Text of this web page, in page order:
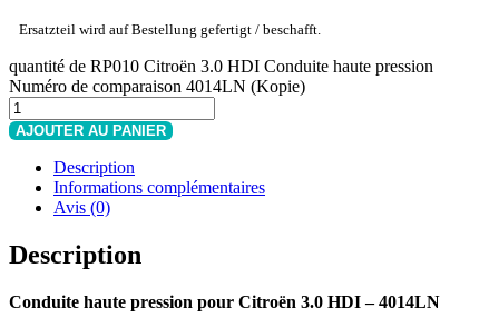
Ersatzteil wird auf Bestellung gefertigt / beschafft.
quantité de RP010 Citroën 3.0 HDI Conduite haute pression
Numéro de comparaison 4014LN (Kopie)
AJOUTER AU PANIER
Description
Informations complémentaires
Avis (0)
Description
Conduite haute pression pour Citroën 3.0 HDI – 4014LN